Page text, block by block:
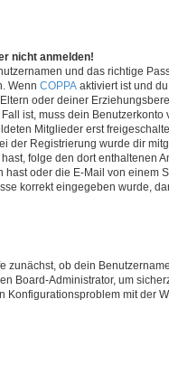
nicht anmelden!
und das richtige
Wenn COPPA aktiviert ist und
oder deiner
ist, muss dein
Mitglieder erst
der Registrierung wurde dir
folge den dort enthaltenen
oder die E-Mail von einem
korrekt eingegeben wurde,
zunächst, ob dein
Board-Administrator, um
Konfigurationsproblem mit der